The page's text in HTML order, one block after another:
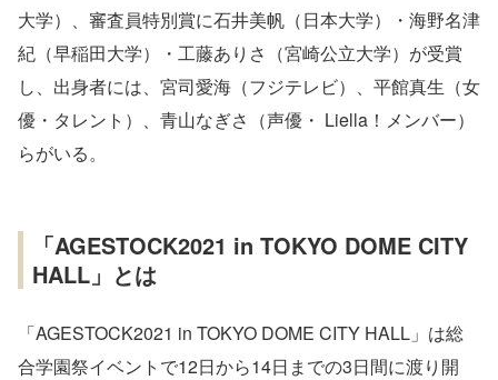
大学）、審査員特別賞に石井美帆（日本大学）・海野名津
紀（早稲田大学）・工藤ありさ（宮崎公立大学）が受賞
し、出身者には、宮司愛海（フジテレビ）、平館真生（女
優・タレント）、青山なぎさ（声優・ Liella！メンバー）
らがいる。
「AGESTOCK2021 in TOKYO DOME CITY
HALL」とは
「AGESTOCK2021 in TOKYO DOME CITY HALL」は総
合学園祭イベントで12日から14日までの3日間に渡り開